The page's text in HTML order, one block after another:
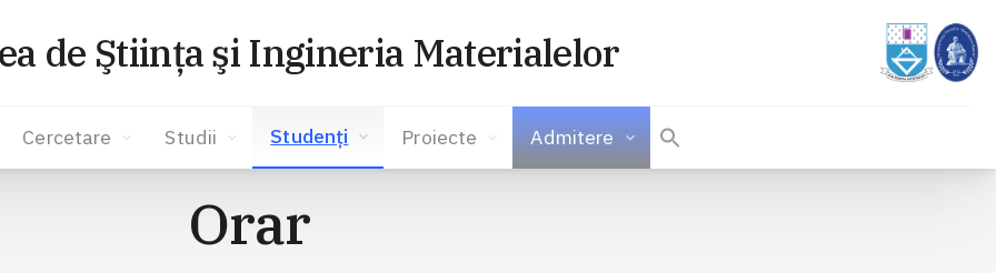
de Ştiinţa şi Ingineria Materialelor
Cercetare Studii Studenţi Proiecte Admitere
Orar